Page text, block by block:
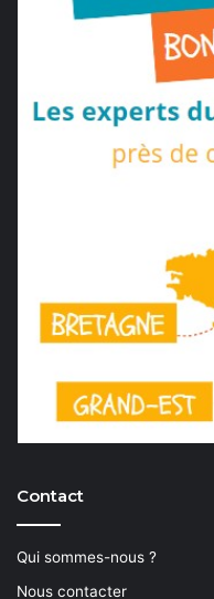
Contact
Qui sommes-nous ?
Nous contacter